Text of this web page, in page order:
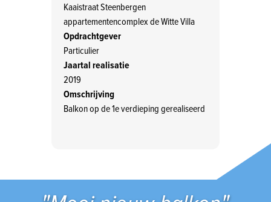
Kaaistraat Steenbergen
appartementencomplex de Witte Villa
Opdrachtgever
Particulier
Jaartal realisatie
2019
Omschrijving
Balkon op de 1e verdieping gerealiseerd